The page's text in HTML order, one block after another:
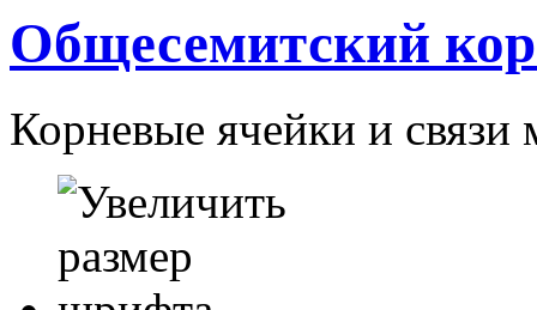
Общесемитский
Корневые ячейки и